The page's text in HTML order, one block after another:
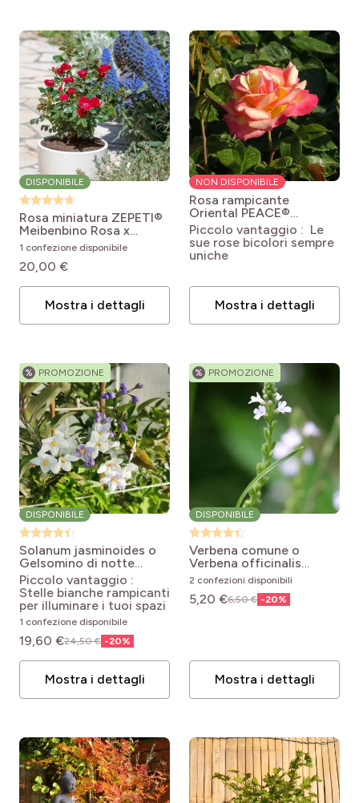
DISPONIBILE
Rosa miniatura ZEPETI®
Meibenbino Rosa x
polyantha Zepeti ®
Meibenbino
1 confezione disponibile
20,00 €
Mostra i dettagli
NON DISPONIBILE
Rosa rampicante
Oriental PEACE®
Baipeacesar Rosa
'Baipeacesar' GPT
ORIENTAL PEACE®
Piccolo vantaggio : Le
sue rose bicolori sempre
uniche
Mostra i dettagli
% PROMOZIONE
DISPONIBILE
Solanum jasminoides o
Gelsomino di notte
Solanum jasminoides
Piccolo vantaggio :
Stelle bianche rampicanti
per illuminare i tuoi spazi
1 confezione disponibile
19,60 €24,50 € -20%
Mostra i dettagli
% PROMOZIONE
DISPONIBILE
Verbena comune o
Verbena officinalis
Verbena officinalis
2 confezioni disponibili
5,20 €6,50 € -20%
Mostra i dettagli